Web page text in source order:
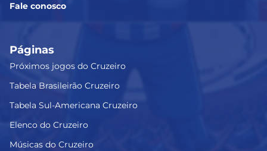
Fale conosco
Páginas
Próximos jogos do Cruzeiro
Tabela Brasileirão Cruzeiro
Tabela Sul-Americana Cruzeiro
Elenco do Cruzeiro
Músicas do Cruzeiro